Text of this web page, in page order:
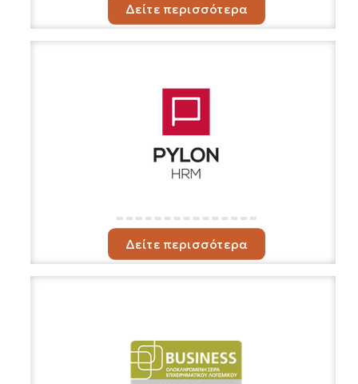
Δείτε περισσότερα
Δείτε περισσότερα